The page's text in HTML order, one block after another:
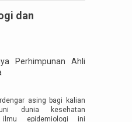
dan
asing bagi kalian
dunia kesehatan
ilmu epidemiologi ini